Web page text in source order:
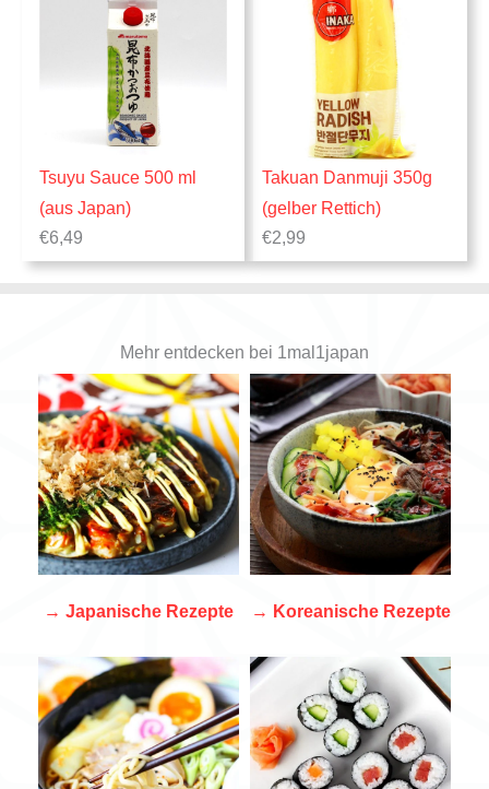
Tsuyu Sauce 500 ml
(aus Japan)
€6,49
Takuan Danmuji 350g
(gelber Rettich)
€2,99
Mehr entdecken bei 1mal1japan
→ Japanische Rezepte → Koreanische Rezepte